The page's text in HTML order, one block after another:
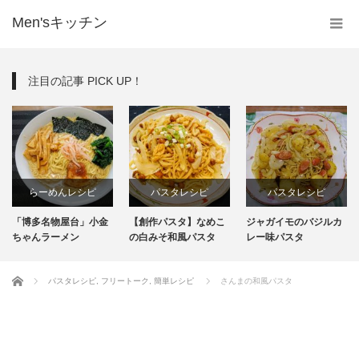
Men'sキッチン
注目の記事 PICK UP！
らーめんレシピ
インスタント
「博多名物屋台」小金
ちゃんラーメン
パスタレシピ
【創作パスタ】なめこ
の白みそ和風パスタ
パスタレシピ
ジャガイモのバジルカ
レー味パスタ
ホーム パスタレシピ フリートーク 簡単レシピ さんまの和風パスタ